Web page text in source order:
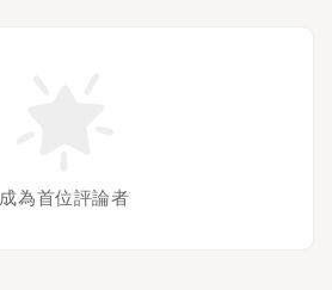
成為首位評論者